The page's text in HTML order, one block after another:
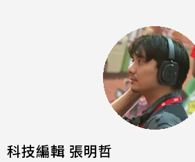
科技編輯 張明哲